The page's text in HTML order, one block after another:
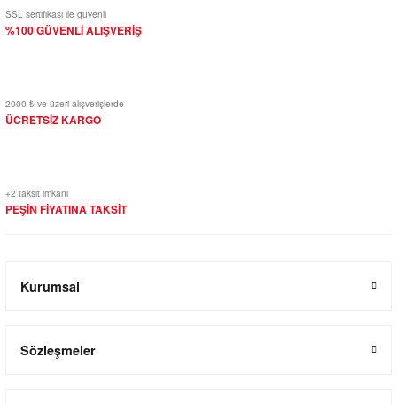
SSL sertifikası ile güvenli
%100 GÜVENLİ ALIŞVERİŞ
2000 ₺ ve üzeri alışverişlerde
ÜCRETSİZ KARGO
+2 taksit imkanı
PEŞİN FİYATINA TAKSİT
Kurumsal
Sözleşmeler